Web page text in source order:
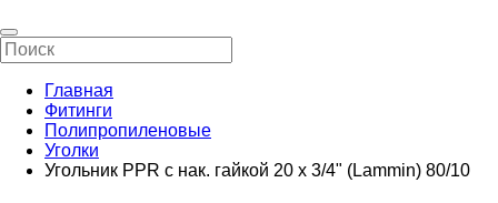
Главная
Фитинги
Полипропиленовые
Уголки
Угольник PPR с нак. гайкой 20 х 3/4" (Lammin) 80/10